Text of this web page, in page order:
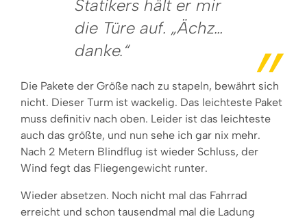
Statikers hält er mir
die Türe auf. „Ächz…
danke.“
Die Pakete der Größe nach zu stapeln, bewährt sich
nicht. Dieser Turm ist wackelig. Das leichteste Paket
muss definitiv nach oben. Leider ist das leichteste
auch das größte, und nun sehe ich gar nix mehr.
Nach 2 Metern Blindflug ist wieder Schluss, der
Wind fegt das Fliegengewicht runter.
Wieder absetzen. Noch nicht mal das Fahrrad
erreicht und schon tausendmal mal die Ladung